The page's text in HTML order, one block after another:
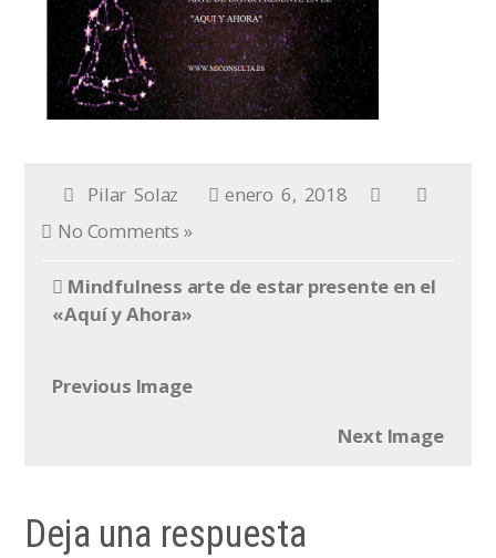
Pilar Solaz
enero 6, 2018
No Comments »
Mindfulness arte de estar presente en el
«Aquí y Ahora»
Previous Image
Next Image
Deja una respuesta